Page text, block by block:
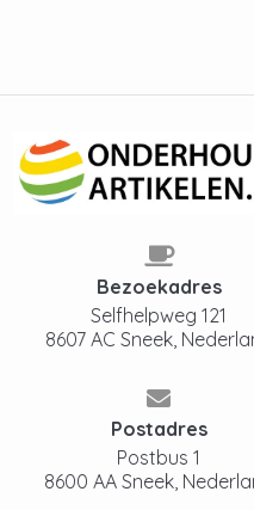
Bezoekadres
Selfhelpweg 121
8607 AC Sneek,
Postadres
Postbus 1
8600 AA Sneek,